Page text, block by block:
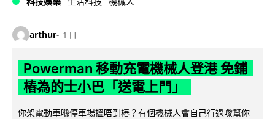
arthur 1 日
Powerman 移動充電機械人登港 免鋪
樁為的士小巴「送電上門」
你架電動車喺停車場搵唔到樁？有個機械人會自己行過嚟幫你